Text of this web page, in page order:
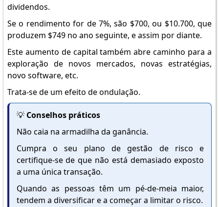
dividendos.
Se o rendimento for de 7%, são $700, ou $10.700, que
produzem $749 no ano seguinte, e assim por diante.
Este aumento de capital também abre caminho para a
exploração de novos mercados, novas estratégias,
novo software, etc.
Trata-se de um efeito de ondulação.
💡 Conselhos práticos
Não caia na armadilha da ganância.
Cumpra o seu plano de gestão de risco e
certifique-se de que não está demasiado exposto
a uma única transação.
Quando as pessoas têm um pé-de-meia maior,
tendem a diversificar e a começar a limitar o risco.